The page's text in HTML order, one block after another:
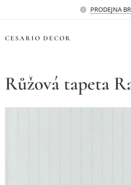
PRODEJNA
CESARIO DECOR
Růžová tapeta